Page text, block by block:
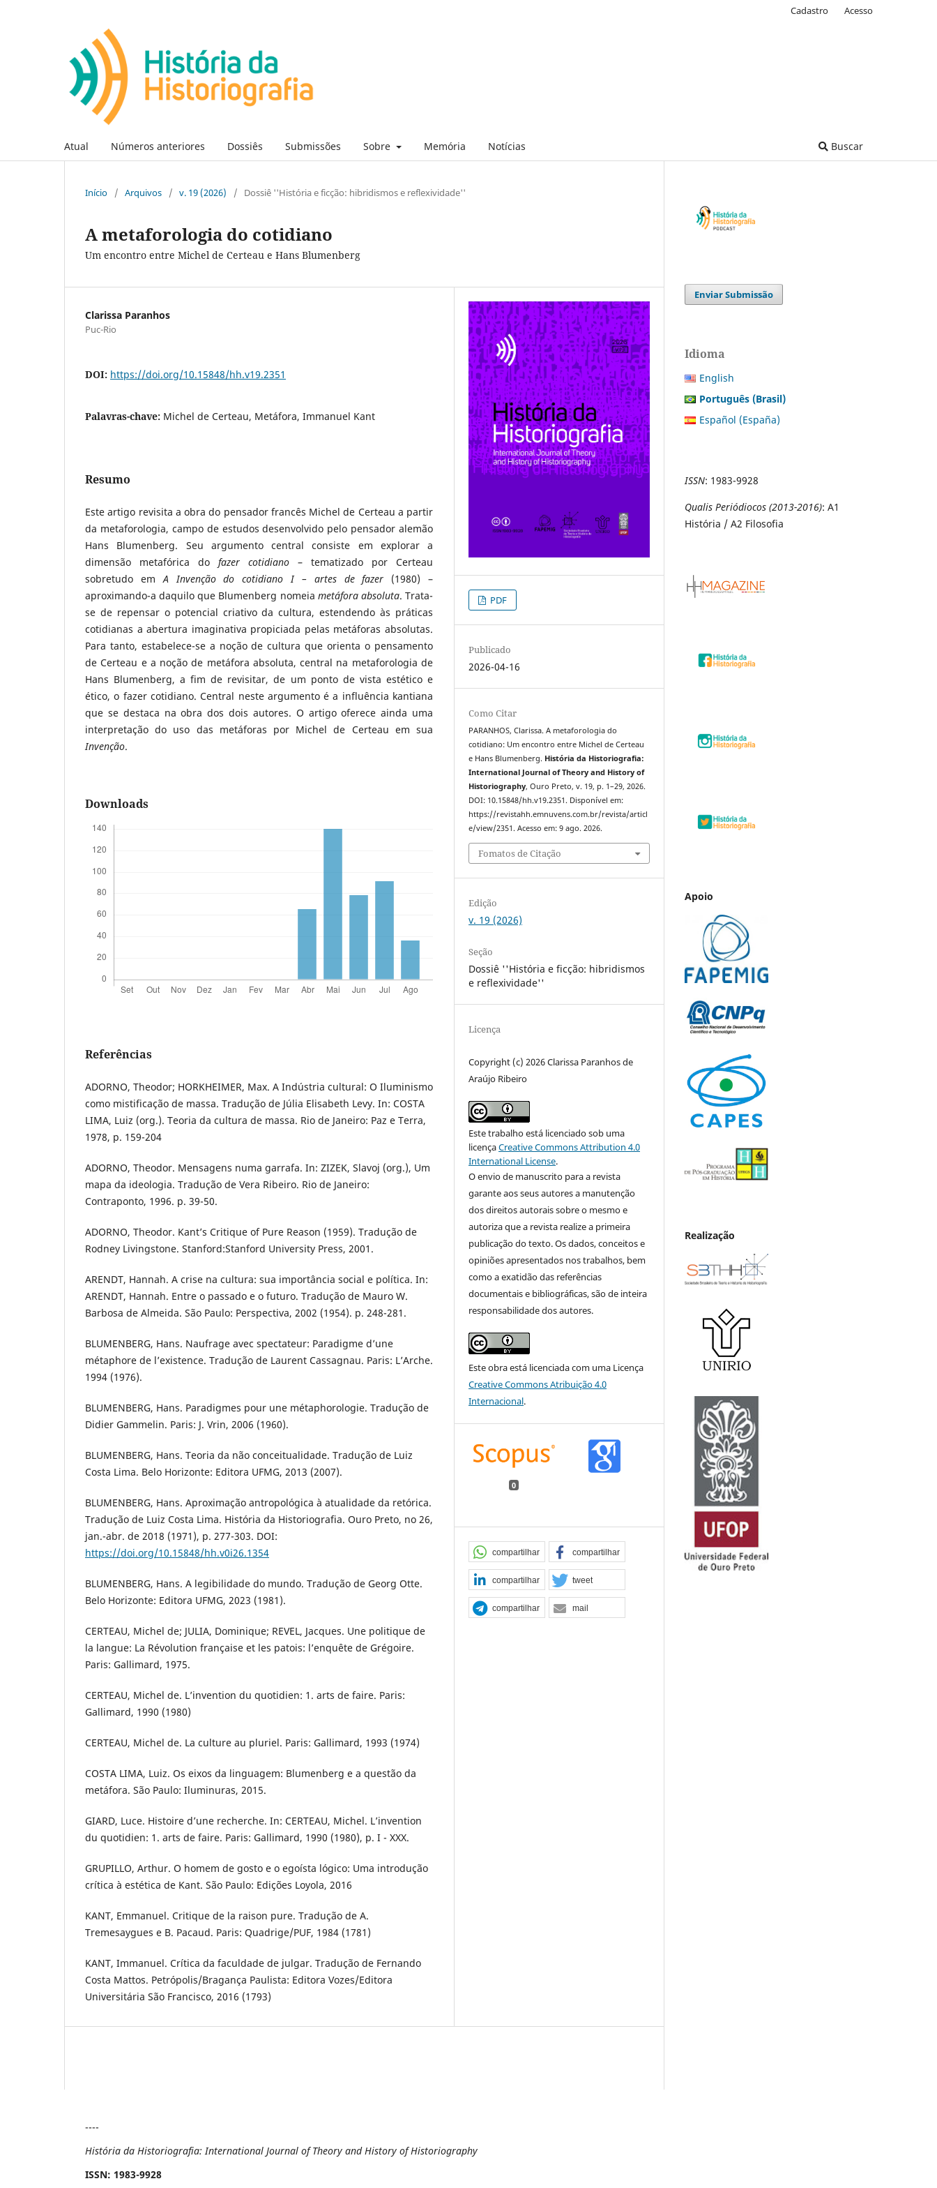
Atual Números anteriores Dossiês Submissões Sobre Memória Notícias Buscar
Cadastro Acesso
Início / Arquivos / v. 19 (2026) / Dossiê ''História e ficção: hibridismos e reflexividade''
A metaforologia do cotidiano
Um encontro entre Michel de Certeau e Hans Blumenberg
Clarissa Paranhos
Puc-Rio
DOI: https://doi.org/10.15848/hh.v19.2351
Palavras-chave: Michel de Certeau, Metáfora, Immanuel Kant
Resumo
Este artigo revisita a obra do pensador francês Michel de Certeau a partir
da metaforologia, campo de estudos desenvolvido pelo pensador alemão
Hans Blumenberg. Seu argumento central consiste em explorar a
dimensão metafórica do fazer cotidiano – tematizado por Certeau
sobretudo emA Invenção do cotidiano I – artes de fazer (1980) –
aproximando-a daquilo que Blumenberg nomeia metáfora absoluta. Trata-
se de repensar o potencial criativo da cultura, estendendo às práticas
cotidianas a abertura imaginativa propiciada pelas metáforas absolutas.
Para tanto, estabelece-se a noção de cultura que orienta o pensamento
de Certeau e a noção de metáfora absoluta, central na metaforologia de
Hans Blumenberg, a fim de revisitar, de um ponto de vista estético e
ético, o fazer cotidiano. Central neste argumento é a influência kantiana
que se destaca na obra dos dois autores. O artigo oferece ainda uma
interpretação do uso das metáforas por Michel de Certeau em sua
Invenção.
Downloads
Referências
ADORNO, Theodor; HORKHEIMER, Max. A Indústria cultural: O Iluminismo
como mistificação de massa. Tradução de Júlia Elisabeth Levy. In: COSTA
LIMA, Luiz (org.). Teoria da cultura de massa. Rio de Janeiro: Paz e Terra,
1978, p. 159-204
ADORNO, Theodor. Mensagens numa garrafa. In: ZIZEK, Slavoj (org.), Um
mapa da ideologia. Tradução de Vera Ribeiro. Rio de Janeiro:
Contraponto, 1996. p. 39-50.
ADORNO, Theodor. Kant’s Critique of Pure Reason (1959). Tradução de
Rodney Livingstone. Stanford:Stanford University Press, 2001.
ARENDT, Hannah. A crise na cultura: sua importância social e política. In:
ARENDT, Hannah. Entre o passado e o futuro. Tradução de Mauro W.
Barbosa de Almeida. São Paulo: Perspectiva, 2002 (1954). p. 248-281.
BLUMENBERG, Hans. Naufrage avec spectateur: Paradigme d’une
métaphore de l’existence. Tradução de Laurent Cassagnau. Paris: L’Arche.
1994 (1976).
BLUMENBERG, Hans. Paradigmes pour une métaphorologie. Tradução de
Didier Gammelin. Paris: J. Vrin, 2006 (1960).
BLUMENBERG, Hans. Teoria da não conceitualidade. Tradução de Luiz
Costa Lima. Belo Horizonte: Editora UFMG, 2013 (2007).
BLUMENBERG, Hans. Aproximação antropológica à atualidade da retórica.
Tradução de Luiz Costa Lima. História da Historiografia. Ouro Preto, no 26,
jan.-abr. de 2018 (1971), p. 277-303. DOI:
https://doi.org/10.15848/hh.v0i26.1354
BLUMENBERG, Hans. A legibilidade do mundo. Tradução de Georg Otte.
Belo Horizonte: Editora UFMG, 2023 (1981).
CERTEAU, Michel de; JULIA, Dominique; REVEL, Jacques. Une politique de
la langue: La Révolution française et les patois: l’enquête de Grégoire.
Paris: Gallimard, 1975.
CERTEAU, Michel de. L’invention du quotidien: 1. arts de faire. Paris:
Gallimard, 1990 (1980)
CERTEAU, Michel de. La culture au pluriel. Paris: Gallimard, 1993 (1974)
COSTA LIMA, Luiz. Os eixos da linguagem: Blumenberg e a questão da
metáfora. São Paulo: Iluminuras, 2015.
GIARD, Luce. Histoire d’une recherche. In: CERTEAU, Michel. L’invention
du quotidien: 1. arts de faire. Paris: Gallimard, 1990 (1980), p. I - XXX.
GRUPILLO, Arthur. O homem de gosto e o egoísta lógico: Uma introdução
crítica à estética de Kant. São Paulo: Edições Loyola, 2016
KANT, Emmanuel. Critique de la raison pure. Tradução de A.
Tremesaygues e B. Pacaud. Paris: Quadrige/PUF, 1984 (1781)
KANT, Immanuel. Crítica da faculdade de julgar. Tradução de Fernando
Costa Mattos. Petrópolis/Bragança Paulista: Editora Vozes/Editora
Universitária São Francisco, 2016 (1793)
PDF
Publicado
2026-04-16
Como Citar
PARANHOS, Clarissa. A metaforologia do
cotidiano: Um encontro entre Michel de Certeau
e Hans Blumenberg. História da Historiografia:
International Journal of Theory and History of
Historiography, Ouro Preto, v. 19, p. 1–29, 2026.
DOI: 10.15848/hh.v19.2351. Disponível em:
https://revistahh.emnuvens.com.br/revista/articl
e/view/2351. Acesso em: 9 ago. 2026.
Fomatos de Citação
Edição
v. 19 (2026)
Seção
Dossiê ''História e ficção: hibridismos
e reflexividade''
Licença
Copyright (c) 2026 Clarissa Paranhos de
Araújo Ribeiro
Este trabalho está licenciado sob uma
licençaCreative Commons Attribution 4.0
International License.
O envio de manuscrito para a revista
garante aos seus autores a manutenção
dos direitos autorais sobre o mesmo e
autoriza que a revista realize a primeira
publicação do texto. Os dados, conceitos e
opiniões apresentados nos trabalhos, bem
como a exatidão das referências
documentais e bibliográficas, são de inteira
responsabilidade dos autores.
Este obra está licenciada com uma Licença
Creative Commons Atribuição 4.0
Internacional.
0
compartilhar compartilhar
compartilhar tweet
compartilhar mail
Enviar Submissão
Idioma
English
Português (Brasil)
Español (España)
ISSN: 1983-9928
Qualis Periódiocos (2013-2016): A1
História / A2 Filosofia
Apoio
Realização
----
História da Historiografia: International Journal of Theory and History of Historiography
ISSN: 1983-9928